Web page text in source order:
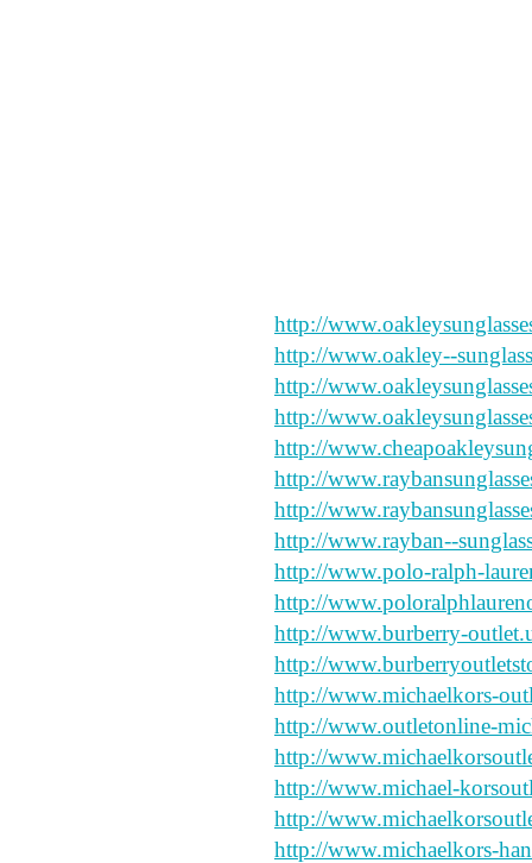
http://
http://www.oakley--
http://
http://
http://
http://
http://
http://www.rayban--
http://www.polo-ralph-
http://
http://www.burberry-
http://
http://www.michaelkors-
http://www.outletonline-
http://
http://www.michael-
http://
http://www.michaelkors-